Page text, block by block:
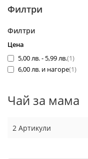
Чай за мама
2 Артикули
Филтри
Филтри
Цена
5,00 лв.- 5,99 лв. 1
6,00 лв. и нагоре 1